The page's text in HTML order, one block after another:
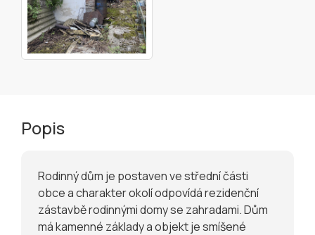
Popis
Rodinný dům je postaven ve střední části
obce a charakter okolí odpovídá rezidenční
zástavbě rodinnými domy se zahradami. Dům
má kamenné základy a objekt je smíšené